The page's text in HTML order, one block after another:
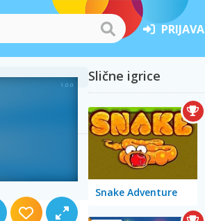
PRIJAVA
Slične igrice
Snake Adventure